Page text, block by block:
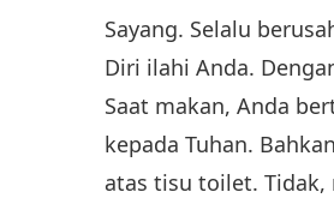
Sayang. Selalu
Diri ilahi Anda.
Saat makan, Anda
kepada Tuhan.
atas tisu toilet.